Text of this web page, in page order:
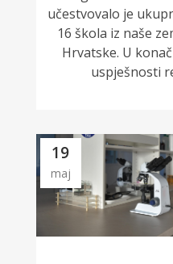
učestvovalo je
16 škola iz naše
Hrvatske. U
uspješnosti
19
maj